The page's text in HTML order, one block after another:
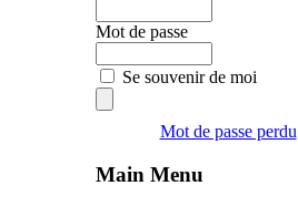
Mot de passe
Se souvenir de moi
Mot de passe perdu
Main Menu